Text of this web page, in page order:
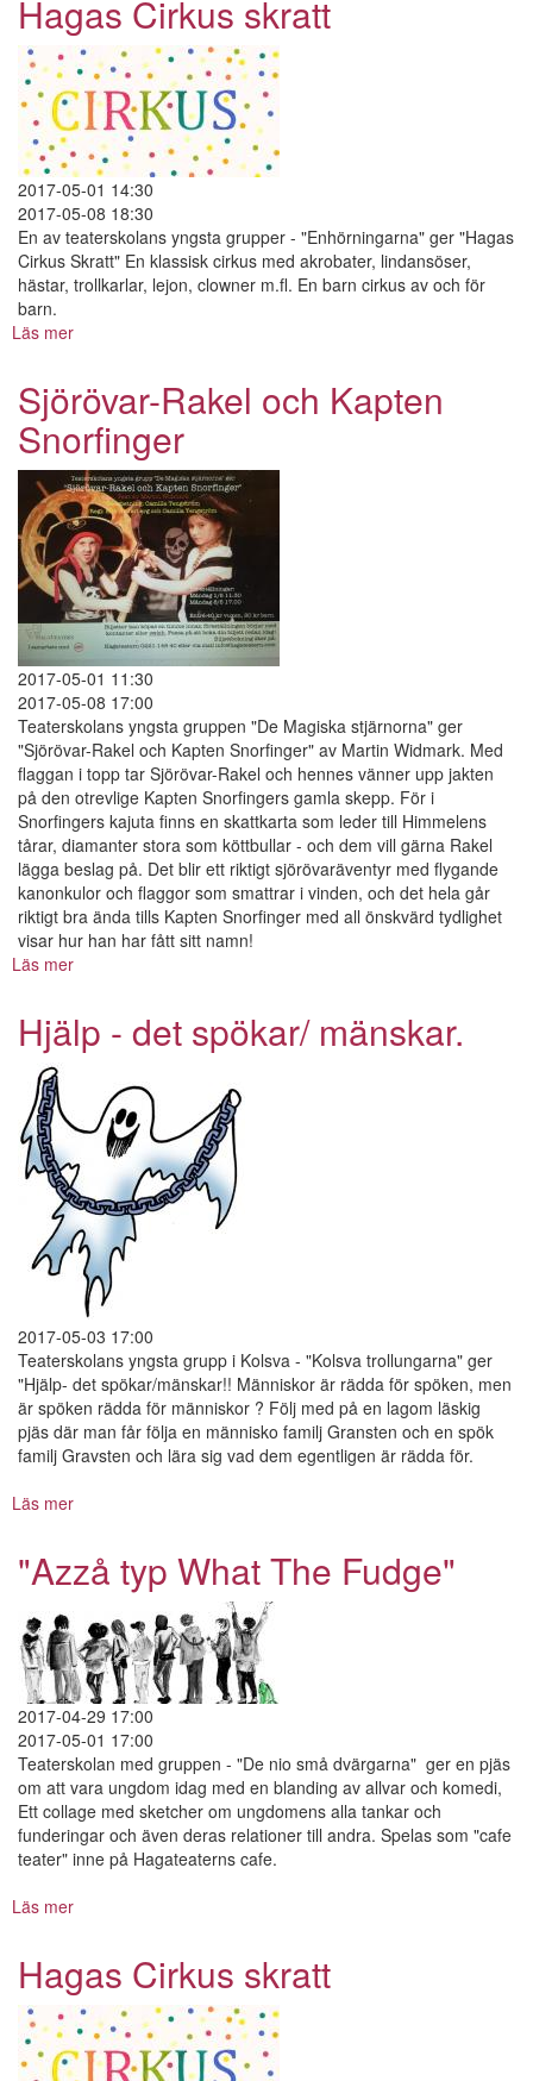
juvelkuppen.
Hagas Cirkus skratt
2017-05-01 14:30
2017-05-08 18:30
En av teaterskolans yngsta grupper - "Enhörningarna" ger "Hagas
Cirkus Skratt" En klassisk cirkus med akrobater, lindansöser,
hästar, trollkarlar, lejon, clowner m.fl. En barn cirkus av och för
barn.
Läs mer
skratt
Sjörövar-Rakel och Kapten
Snorfinger
2017-05-01 11:30
2017-05-08 17:00
Teaterskolans yngsta gruppen "De Magiska stjärnorna" ger
"Sjörövar-Rakel och Kapten Snorfinger" av Martin Widmark. Med
flaggan i topp tar Sjörövar-Rakel och hennes vänner upp jakten
på den otrevlige Kapten Snorfingers gamla skepp. För i
Snorfingers kajuta finns en skattkarta som leder till Himmelens
tårar, diamanter stora som köttbullar - och dem vill gärna Rakel
lägga beslag på. Det blir ett riktigt sjörövaräventyr med flygande
kanonkulor och flaggor som smattrar i vinden, och det hela går
riktigt bra ända tills Kapten Snorfinger med all önskvärd tydlighet
visar hur han har fått sitt namn!
Läs mer
och
Kapten
Snorfinger
Hjälp - det spökar/ mänskar.
2017-05-03 17:00
Teaterskolans yngsta grupp i Kolsva - "Kolsva trollungarna" ger
"Hjälp- det spökar/mänskar!! Människor är rädda för spöken, men
är spöken rädda för människor ? Följ med på en lagom läskig
pjäs där man får följa en människo familj Gransten och en spök
familj Gravsten och lära sig vad dem egentligen är rädda för.
Läs mer
det
mänskar.
"Azzå typ What The Fudge"
2017-04-29 17:00
2017-05-01 17:00
Teaterskolan med gruppen - "De nio små dvärgarna" ger en pjäs
om att vara ungdom idag med en blanding av allvar och komedi,
Ett collage med sketcher om ungdomens alla tankar och
funderingar och även deras relationer till andra. Spelas som "cafe
teater" inne på Hagateaterns cafe.
Läs mer
What
The
Fudge"
Hagas Cirkus skratt